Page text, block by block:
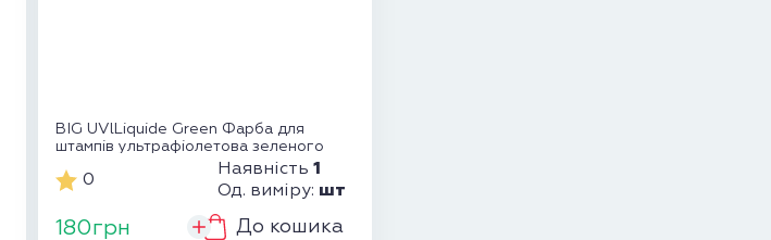
BIG UVlLiquide Green Фарба для
штампів ультрафіолетова зеленого
0
Наявність 1
Од. виміру: шт
180грн До кошика